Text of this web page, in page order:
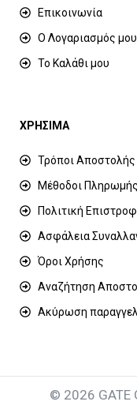
Επικοινωνία
Ο Λογαριασμός μου
Το Καλάθι μου
ΧΡΗΣΙΜΑ
Τρόποι Αποστολής
Μέθοδοι Πληρωμής
Πολιτική
Ασφάλεια
Όροι Χρήσης
Αναζήτηση
Ακύρωση
© 2026 GATE